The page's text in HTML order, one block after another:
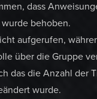
dass
behoben.
aufgerufen,
über die Gruppe
das die Anzahl
wurde.